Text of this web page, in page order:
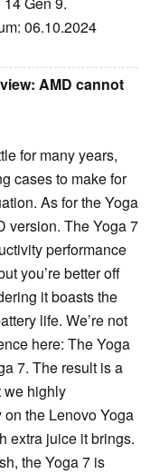
06.10.2024
AMD cannot
for many years,
cases to make for
As for the Yoga
version. The Yoga 7
performance
you’re better off
it boasts the
life. We’re not
here: The Yoga
7. The result is a
we highly
the Lenovo Yoga
extra juice it brings.
the Yoga 7 is